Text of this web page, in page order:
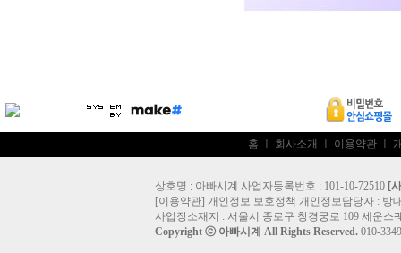
홈 회사소개 이용약관
상호명 : 아빠시계 사업자등록번호 : 101-10-72510 [
[이용약관] 개인정보 보호정책 개인정보담당자 : 방
사업장소재지 : 서울시 종로구 창경궁로 109 세운스
Copyright ⓒ 아빠시계 All Rights Reserved. 010-